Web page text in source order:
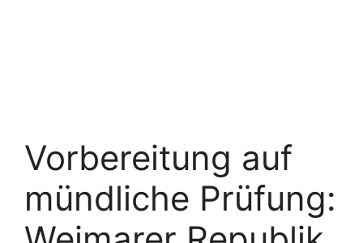
Vorbereitung auf
mündliche Prüfung: